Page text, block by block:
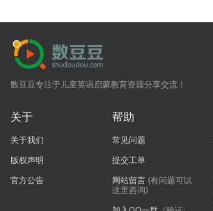
数豆豆专注于儿童英语启蒙教育资源分享交流！
关于
关于我们
版权声明
官方公告
帮助
常见问题
提交工单
网站留言(有问题可以
这里咨询)